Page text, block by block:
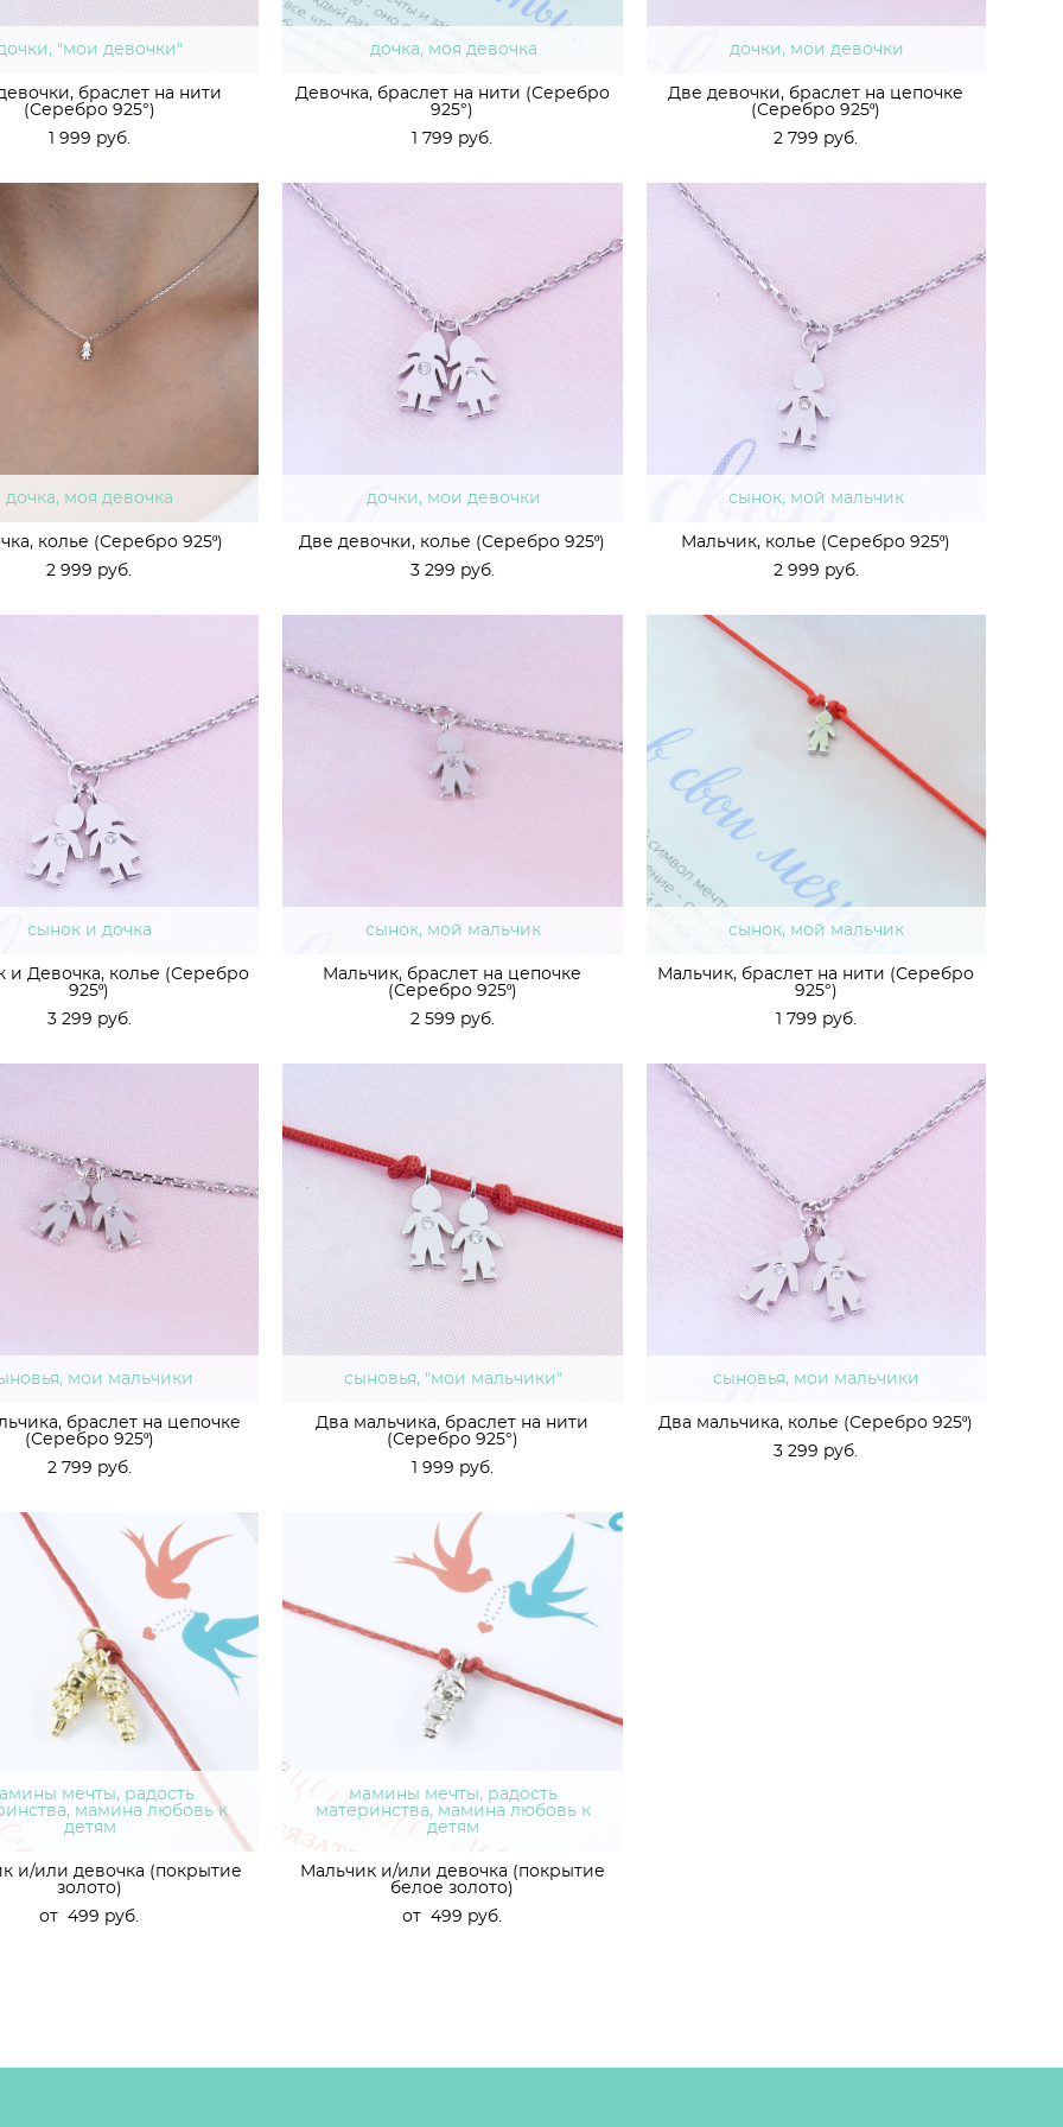
"мои девочки"
браслет на нити
(Серебро 925°)
1 999 pуб.
дочка, моя девочка
Девочка, браслет на нити (Серебро
925°)
1 799 pуб.
дочки, мои девочки
Две девочки, браслет на цепочке
(Серебро 925º)
2 799 pуб.
дочка, моя девочка
колье (Серебро 925º)
2 999 pуб.
дочки, мои девочки
Две девочки, колье (Серебро 925º)
3 299 pуб.
сынок, мой мальчик
Мальчик, колье (Серебро 925º)
2 999 pуб.
сынок и дочка
и Девочка, колье (Серебро
925º)
3 299 pуб.
сынок, мой мальчик
Мальчик, браслет на цепочке
(Серебро 925º)
2 599 pуб.
сынок, мой мальчик
Мальчик, браслет на нити (Серебро
925°)
1 799 pуб.
мои мальчики
браслет на цепочке
(Серебро 925º)
2 799 pуб.
сыновья, "мои мальчики"
Два мальчика, браслет на нити
(Серебро 925°)
1 999 pуб.
сыновья, мои мальчики
Два мальчика, колье (Серебро 925º)
3 299 pуб.
мечты, радость
мамина любовь к
детям
и/или девочка (покрытие
золото)
от 499 pуб.
мамины мечты, радость
материнства, мамина любовь к
детям
Мальчик и/или девочка (покрытие
белое золото)
от 499 pуб.